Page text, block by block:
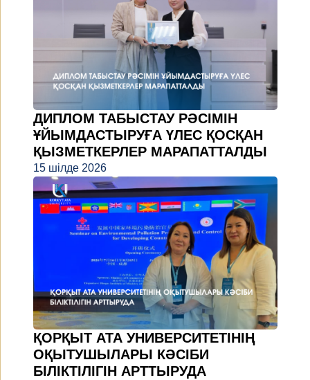
ДИПЛОМ ТАБЫСТАУ РӘСІМІН
ҰЙЫМДАСТЫРУҒА ҮЛЕС ҚОСҚАН
ҚЫЗМЕТКЕРЛЕР МАРАПАТТАЛДЫ
15 шілде 2026
ҚОРҚЫТ АТА УНИВЕРСИТЕТІНІҢ
ОҚЫТУШЫЛАРЫ КӘСІБИ
БІЛІКТІЛІГІН АРТТЫРУДА